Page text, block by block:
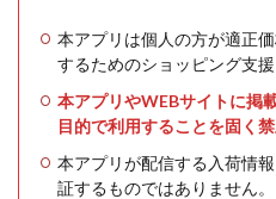
本アプリは個人の方が適正
するためのショッピング支援
本アプリやWEBサイトに掲
目的で利用することを固く禁
本アプリが配信する入荷情
証するものではありません。